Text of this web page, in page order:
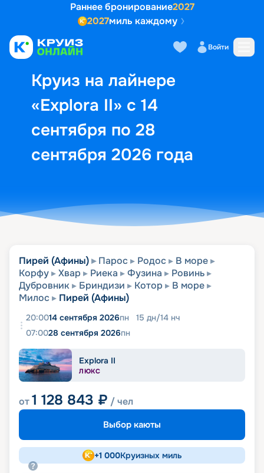
Раннее бронирование2027
2027миль каждому
Войти
Круиз на лайнере
«Explora II» с 14
сентября по 28
сентября 2026 года
Выбор кают Маршрут и
Пирей (Афины) Парос Родос
В море
Корфу
Хвар Риека Фузина
Ровинь
Дубровник
Бриндизи Котор
В море
Милос
Пирей (Афины)
20:0014 сентября 2026пн 15 дн/14 нч
07:0028 сентября 2026пн
Explora II
ЛЮКС
от1 128 843 ₽ / чел
Выбор каюты
+1 000Круизных миль